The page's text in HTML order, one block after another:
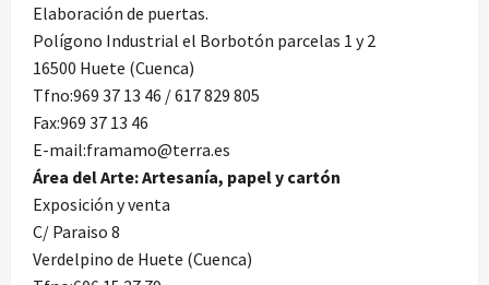
Elaboración de puertas.
Polígono Industrial el Borbotón parcelas 1 y 2
16500 Huete (Cuenca)
Tfno:969 37 13 46 / 617 829 805
Fax:969 37 13 46
E-mail:framamo@terra.es
Área del Arte: Artesanía, papel y cartón
Exposición y venta
C/ Paraiso 8
Verdelpino de Huete (Cuenca)